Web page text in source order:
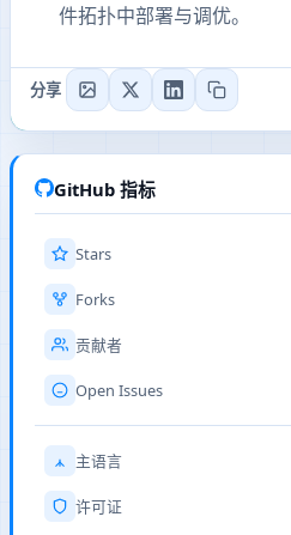
件拓扑中部署与调优。
分享
GitHub 指标
Stars
Forks
贡献者
Open Issues
主语言
许可证